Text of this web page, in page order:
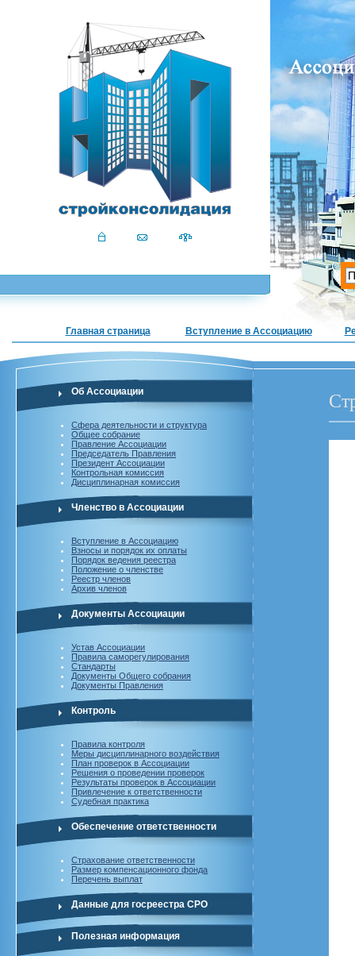
Главная страница Вступление в Ассоциацию
Об Ассоциации
Сфера деятельности и структура
Общее собрание
Правление Ассоциации
Председатель Правления
Президент Ассоциации
Контрольная комиссия
Дисциплинарная комиссия
Членство в Ассоциации
Вступление в Ассоциацию
Взносы и порядок их оплаты
Порядок ведения реестра
Положение о членстве
Реестр членов
Архив членов
Документы Ассоциации
Устав Ассоциации
Правила саморегулирования
Стандарты
Документы Общего собрания
Документы Правления
Контроль
Правила контроля
Меры дисциплинарного воздействия
План проверок в Ассоциации
Решения о проведении проверок
Результаты проверок в Ассоциации
Привлечение к ответственности
Судебная практика
Обеспечение ответственности
Страхование ответственности
Размер компенсационного фонда
Перечень выплат
Данные для госреестра СРО
Полезная информация